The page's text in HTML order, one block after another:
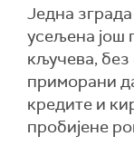
Једна
усељена још
кључева, без
приморани
кредите и
пробијене